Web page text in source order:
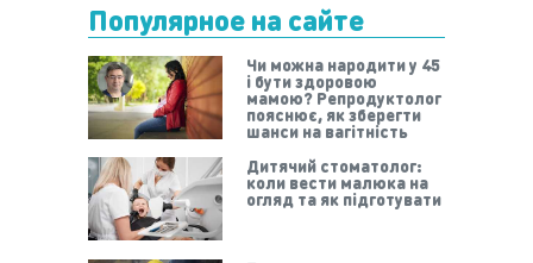
Популярное на сайте
Чи можна народити у 45
і бути здоровою
мамою? Репродуктолог
пояснює, як зберегти
шанси на вагітність
Дитячий стоматолог:
коли вести малюка на
огляд та як підготувати